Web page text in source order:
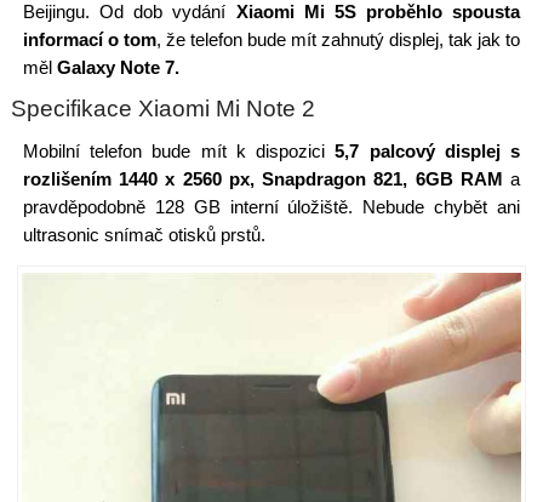
Beijingu. Od dob vydání Xiaomi Mi 5S proběhlo spousta
informací o tom, že telefon bude mít zahnutý displej, tak jak to
měl Galaxy Note 7.
Specifikace Xiaomi Mi Note 2
Mobilní telefon bude mít k dispozici 5,7 palcový displej s
rozlišením 1440 x 2560 px, Snapdragon 821, 6GB RAM a
pravděpodobně 128 GB interní úložiště. Nebude chybět ani
ultrasonic snímač otisků prstů.